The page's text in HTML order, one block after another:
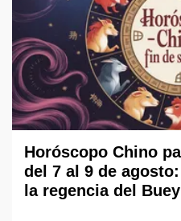
Horóscopo Chino
del 7 al 9 de
la regencia del